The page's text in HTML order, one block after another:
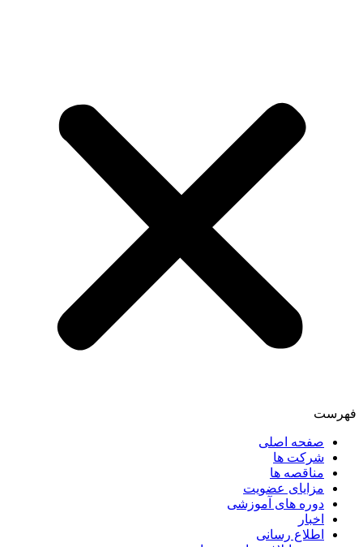
فهرست
صفحه اصلی
شرکت ها
مناقصه ها
مزایای عضویت
دوره های آموزشی
اخبار
اطلاع رسانی